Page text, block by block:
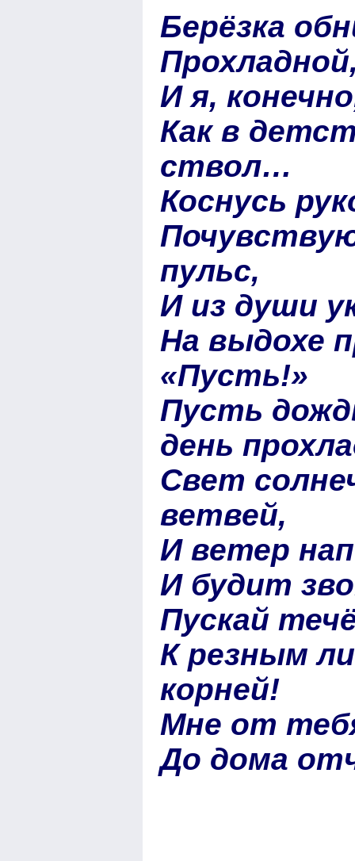
Берёзка
И я,
Как в
ствол…
Коснусь
пульс,
И из души
На выдохе
«Пусть!»
Пусть
день
Свет
ветвей,
И ветер
И будит
Пускай
К резным
корней!
Мне от
До дома